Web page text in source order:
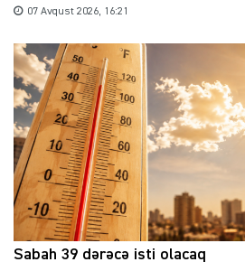
07 Avqust 2026, 16:21
Sabah 39 dərəcə isti olacaq